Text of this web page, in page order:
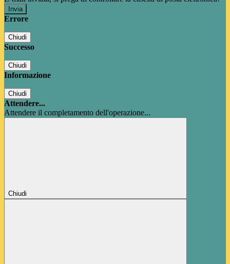
Errore
Chiudi
Successo
Chiudi
Informazione
Chiudi
Attendere...
Attendere il completamento dell'operazione...
Chiudi